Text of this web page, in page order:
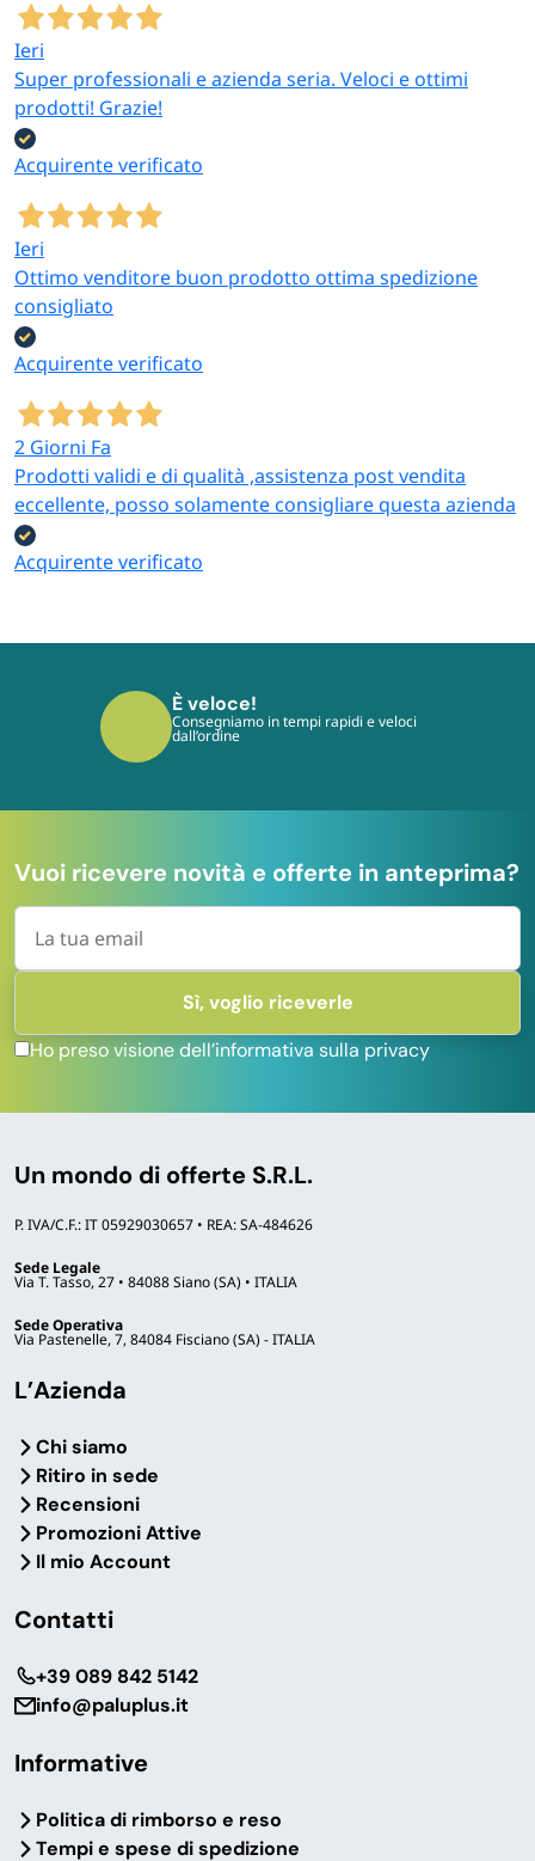
Ieri
Super professionali e azienda seria. Veloci e ottimi
prodotti! Grazie!
Acquirente verificato
Ieri
Ottimo venditore buon prodotto ottima spedizione
consigliato
Acquirente verificato
2 Giorni Fa
Prodotti validi e di qualità ,assistenza post vendita
eccellente, posso solamente consigliare questa azienda
Acquirente verificato
È veloce!
Consegniamo in tempi rapidi e veloci
dall’ordine
Vuoi ricevere novità e offerte in anteprima?
Ho preso visione dell’informativa sulla privacy
Un mondo di offerte S.R.L.
P. IVA/C.F.: IT 05929030657 • REA: SA-484626
Sede Legale
Via T. Tasso, 27 • 84088 Siano (SA) • ITALIA
Sede Operativa
Via Pastenelle, 7, 84084 Fisciano (SA) - ITALIA
L’Azienda
Chi siamo
Ritiro in sede
Recensioni
Promozioni Attive
Il mio Account
Contatti
‎+39 089 842 5142
info@paluplus.it
Informative
Politica di rimborso e reso
Tempi e spese di spedizione